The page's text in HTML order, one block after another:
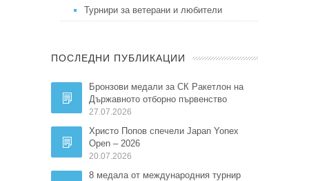
Турнири за ветерани и любители
ПОСЛЕДНИ ПУБЛИКАЦИИ
Бронзови медали за СК Ракетлон на
Държавното отборно първенство
27.07.2026
Христо Попов спечели Japan Yonex
Open – 2026
20.07.2026
8 медала от международния турнир